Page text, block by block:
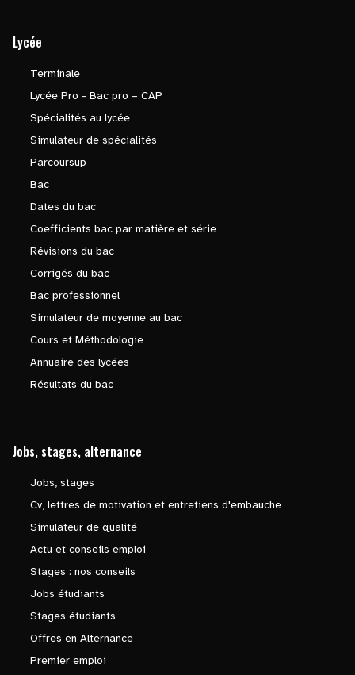
Lycée
Terminale
Lycée Pro - Bac pro – CAP
Spécialités au lycée
Simulateur de spécialités
Parcoursup
Bac
Dates du bac
Coefficients bac par matière et série
Révisions du bac
Corrigés du bac
Bac professionnel
Simulateur de moyenne au bac
Cours et Méthodologie
Annuaire des lycées
Résultats du bac
Jobs, stages, alternance
Jobs, stages
Cv, lettres de motivation et entretiens d'embauche
Simulateur de qualité
Actu et conseils emploi
Stages : nos conseils
Jobs étudiants
Stages étudiants
Offres en Alternance
Premier emploi